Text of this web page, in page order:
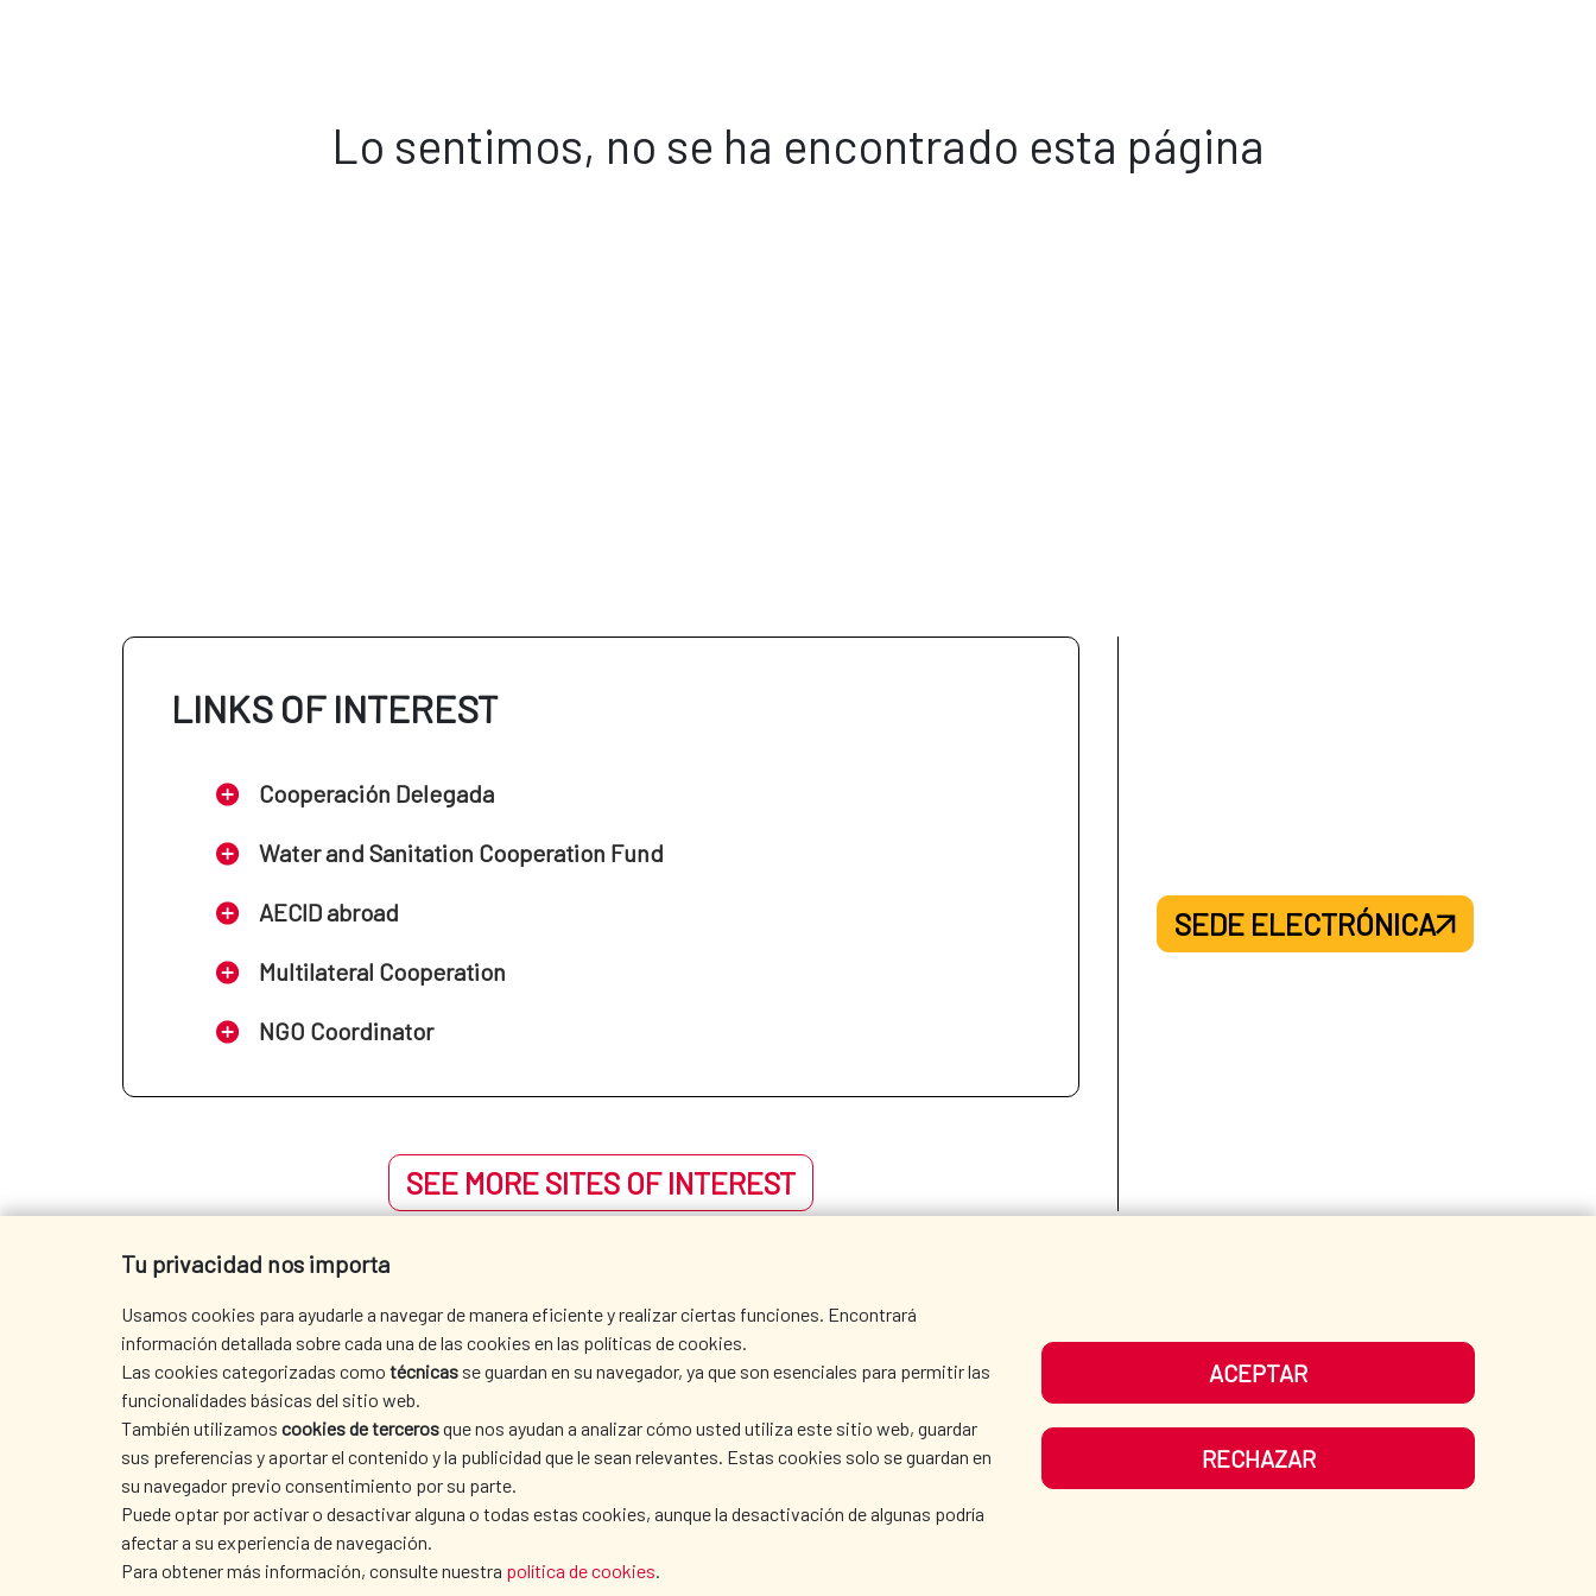
Lo sentimos, no se ha encontrado esta página
LINKS OF INTEREST
Cooperación Delegada
Water and Sanitation Cooperation Fund
AECID abroad
Multilateral Cooperation
NGO Coordinator
SEE MORE SITES OF INTEREST
SEDE ELECTRÓNICA
Fecha de modificación de la página: 15/06/2026
Tu privacidad nos importa
Usamos cookies para ayudarle a navegar de manera eficiente y realizar ciertas funciones. Encontrará
información detallada sobre cada una de las cookies en las políticas de cookies.
Las cookies categorizadas como técnicas se guardan en su navegador, ya que son esenciales para permitir las
funcionalidades básicas del sitio web.
También utilizamos cookies de tercerosque nos ayudan a analizar cómo usted utiliza este sitio web, guardar
sus preferencias y aportar el contenido y la publicidad que le sean relevantes. Estas cookies solo se guardan en
su navegador previo consentimiento por su parte.
Puede optar por activar o desactivar alguna o todas estas cookies, aunque la desactivación de algunas podría
afectar a su experiencia de navegación.
Para obtener más información, consulte nuestra política de cookies.
ACEPTAR
RECHAZAR
SEDE AECID